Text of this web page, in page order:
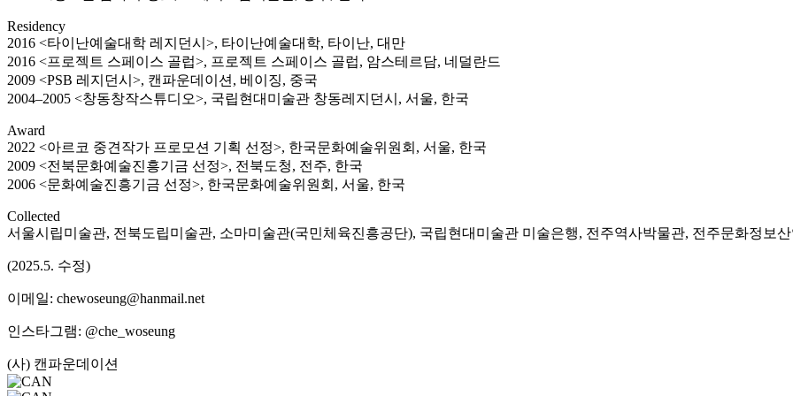
Residency
2016 <타이난예술대학 레지던시>, 타이난예술대학, 타이난, 대만
2016 <프로젝트 스페이스 골럽>, 프로젝트 스페이스 골럽, 암스테르담, 네덜란드
2009 <PSB 레지던시>, 캔파운데이션, 베이징, 중국
2004–2005 <창동창작스튜디오>, 국립현대미술관 창동레지던시, 서울, 한국
Award
2022 <아르코 중견작가 프로모션 기획 선정>, 한국문화예술위원회, 서울, 한국
2009 <전북문화예술진흥기금 선정>, 전북도청, 전주, 한국
2006 <문화예술진흥기금 선정>, 한국문화예술위원회, 서울, 한국
Collected
서울시립미술관, 전북도립미술관, 소마미술관(국민체육진흥공단), 국립현대미술관 미술은행, 전주역사박물관, 전주문화정보산
(2025.5. 수정)
이메일: chewoseung@hanmail.net
인스타그램: @che_woseung
(사) 캔파운데이션